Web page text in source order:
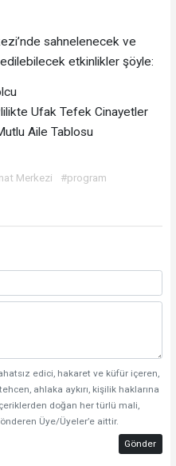
sahnelenecek ve
etkinlikler şöyle:
Ufak Tefek Cinayetler
Aile Tablosu
Merkezi #program
edici, hakaret ve küfür içeren,
ahlaka aykırı, kişilik haklarına
doğan her türlü mali,
Üye/Üyeler’e aittir.
Gönder